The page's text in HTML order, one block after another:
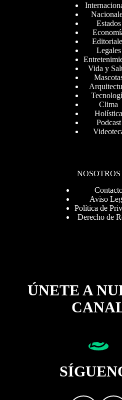
Estados
Legales
Vida y
Clima
Holística
Podcast
NOSOTROS
Aviso
Política de
Derecho de
ÚNETE A